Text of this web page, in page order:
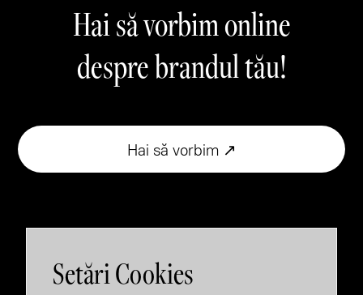
Setări Cookies
Hai să vorbim online
despre brandul tău!
Hai să vorbim ↗